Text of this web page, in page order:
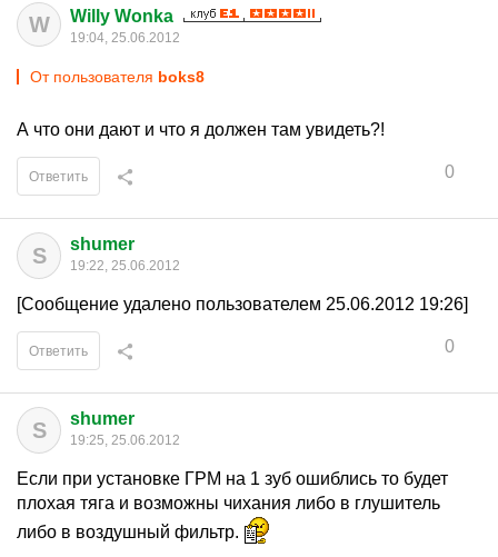
W Willy Wonka
19:04, 25.06.2012
От пользователя boks8
А что они дают и что я должен там увидеть?!
0
Ответить
S shumer
19:22, 25.06.2012
[Сообщение удалено пользователем 25.06.2012 19:26]
0
Ответить
S shumer
19:25, 25.06.2012
Если при установке ГРМ на 1 зуб ошиблись то будет
плохая тяга и возможны чихания либо в глушитель
либо в воздушный фильтр.